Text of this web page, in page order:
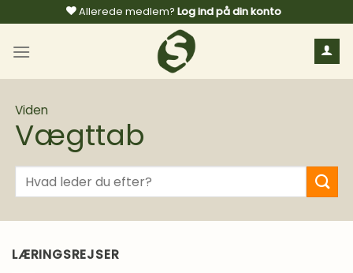
til
indhold
Allerede medlem? Log ind på din konto
Viden
Vægttab
Søg
LÆRINGSREJSER